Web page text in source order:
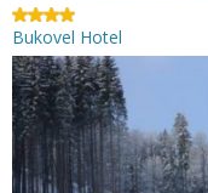
Bukovel Hotel